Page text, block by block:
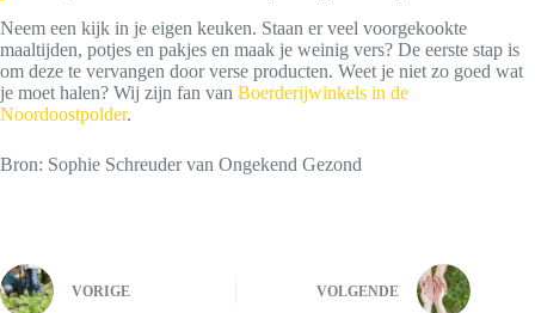
Neem een kijk in je eigen keuken. Staan er veel voorgekookte
maaltijden, potjes en pakjes en maak je weinig vers? De eerste stap is
om deze te vervangen door verse producten. Weet je niet zo goed wat
je moet halen? Wij zijn fan van Boerderijwinkels in de
Noordoostpolder.
Bron: Sophie Schreuder van Ongekend Gezond
VORIGE VOLGENDE